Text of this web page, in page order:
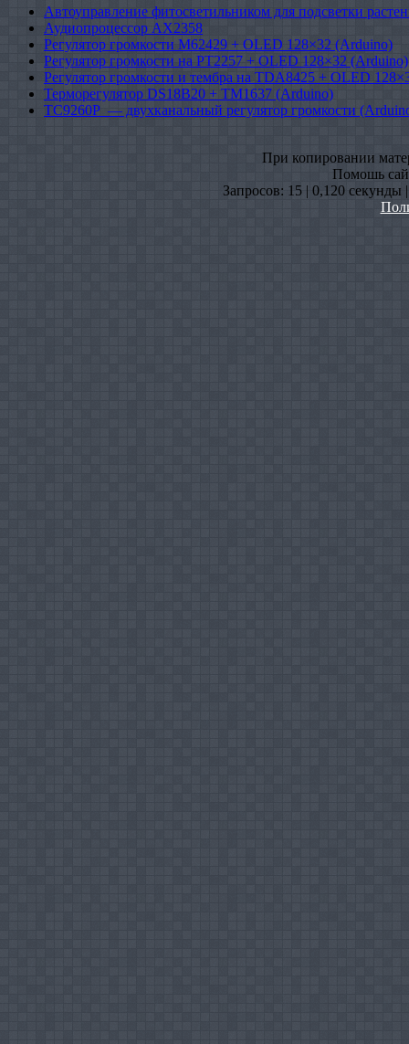
Автоуправление фитосветильником для подсветки
Аудиопроцессор AX2358
Регулятор громкости M62429 + OLED 128×32 (Arduino)
Регулятор громкости на PT2257 + OLED 128×32 (Arduino)
Регулятор громкости и тембра на TDA8425 + OLED
Терморегулятор DS18B20 + TM1637 (Arduino)
TC9260P — двухканальный регулятор громкости
При копировании
Помошь
Запросов: 15 | 0,120 секунды